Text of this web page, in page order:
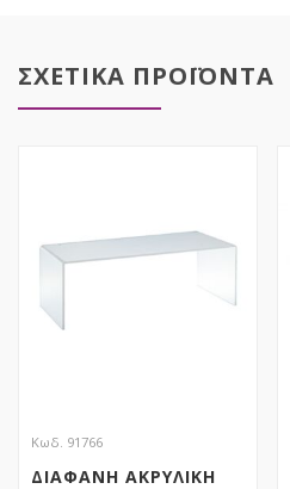
ΣΧΕΤΙΚΑ ΠΡΟΪΟΝΤΑ
Κωδ. 91766
ΔΙΑΦΑΝΗ ΑΚΡΥΛΙΚΗ